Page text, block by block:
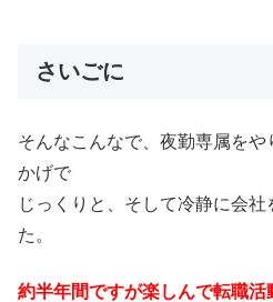
さいごに
そんなこんなで、夜勤専属を
かげで
じっくりと、そして冷静に会
た。
約半年間ですが楽しんで転職